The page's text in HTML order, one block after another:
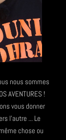
nous sommes
AVENTURES !
vous donner
l'autre ... Le
chose ou